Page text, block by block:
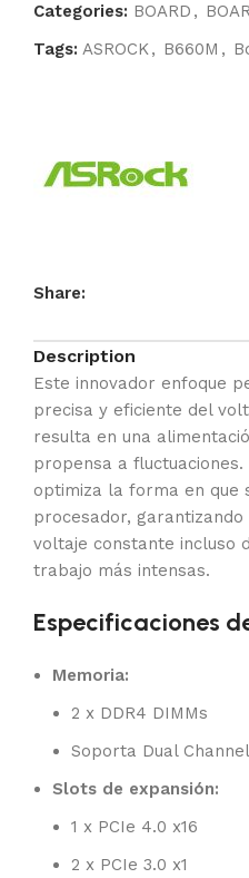
Categories: BOARD ,
Tags: ASROCK, B660M ,
Share:
Description
Este innovador enfoque
precisa y eficiente del
resulta en una
propensa a
optimiza la forma en que
procesador, garantizando
voltaje constante incluso
trabajo más intensas.
Especificaciones
Memoria:
2 x DDR4 DIMMs
Soporta Dual
Slots de expansión:
1 x PCIe 4.0 x16
2 x PCIe 3.0 x1